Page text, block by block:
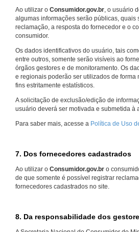
Ao utilizar o Consumidor.gov.br , o usuário
algumas informações serão públicas, quais
reclamação, a resposta do fornecedor e o
consumidor.
Os dados identificativos do usuário, tais
entre outros, somente serão visíveis ao
órgãos gestores e de monitoramento. Os
e regionais poderão ser utilizados de forma
fins estritamente estatísticos.
A solicitação de exclusão/edição de
usuário deverá ser motivada e submetida à
Para saber mais, acesse a Política de Uso
7. Dos fornecedores cadastrados
Ao utilizar o Consumidor.gov.br o
de que somente é possível registrar
fornecedores cadastrados no site.
8. Da responsabilidade dos